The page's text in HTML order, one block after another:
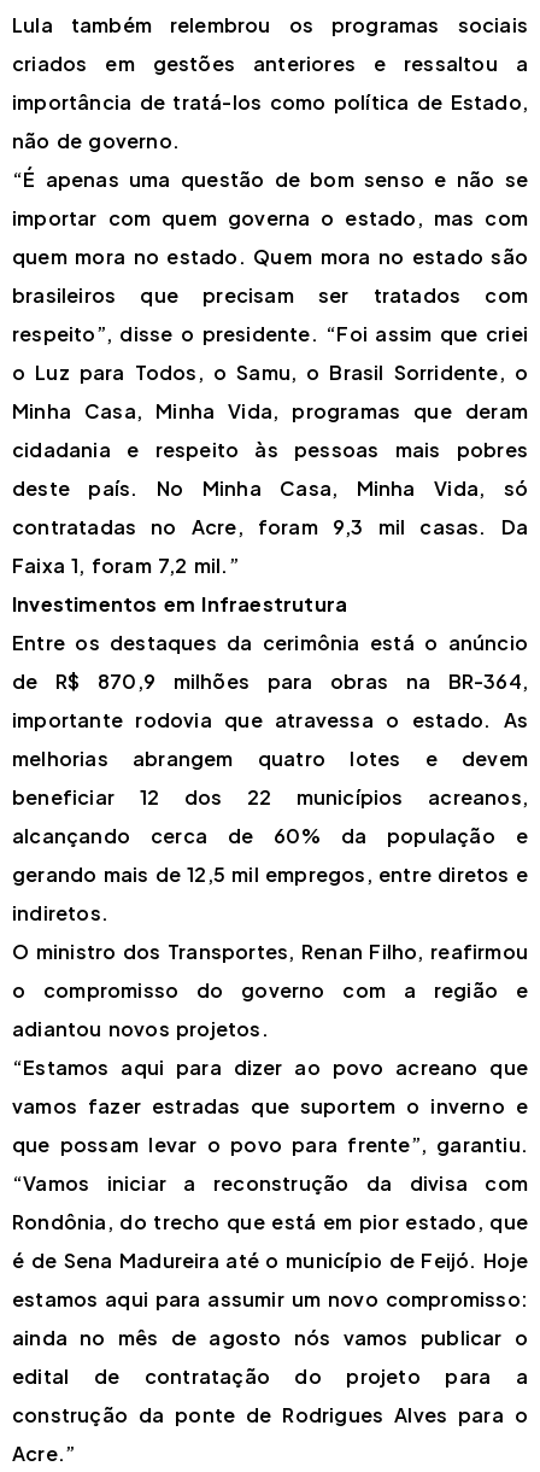
Lula também relembrou os programas sociais
criados em gestões anteriores e ressaltou a
importância de tratá-los como política de Estado,
não de governo.
“É apenas uma questão de bom senso e não se
importar com quem governa o estado, mas com
quem mora no estado. Quem mora no estado são
brasileiros que precisam ser tratados com
respeito”, disse o presidente. “Foi assim que criei
o Luz para Todos, o Samu, o Brasil Sorridente, o
Minha Casa, Minha Vida, programas que deram
cidadania e respeito às pessoas mais pobres
deste país. No Minha Casa, Minha Vida, só
contratadas no Acre, foram 9,3 mil casas. Da
Faixa 1, foram 7,2 mil.”
Investimentos em Infraestrutura
Entre os destaques da cerimônia está o anúncio
de R$ 870,9 milhões para obras na BR-364,
importante rodovia que atravessa o estado. As
melhorias abrangem quatro lotes e devem
beneficiar 12 dos 22 municípios acreanos,
alcançando cerca de 60% da população e
gerando mais de 12,5 mil empregos, entre diretos e
indiretos.
O ministro dos Transportes, Renan Filho, reafirmou
o compromisso do governo com a região e
adiantou novos projetos.
“Estamos aqui para dizer ao povo acreano que
vamos fazer estradas que suportem o inverno e
que possam levar o povo para frente”, garantiu.
“Vamos iniciar a reconstrução da divisa com
Rondônia, do trecho que está em pior estado, que
é de Sena Madureira até o município de Feijó. Hoje
estamos aqui para assumir um novo compromisso:
ainda no mês de agosto nós vamos publicar o
edital de contratação do projeto para a
construção da ponte de Rodrigues Alves para o
Acre.”